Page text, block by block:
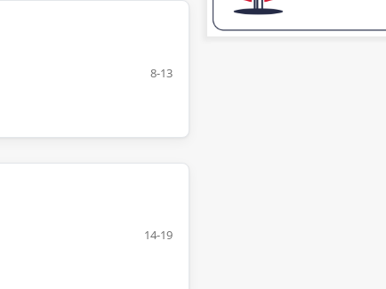
8-13
14-19